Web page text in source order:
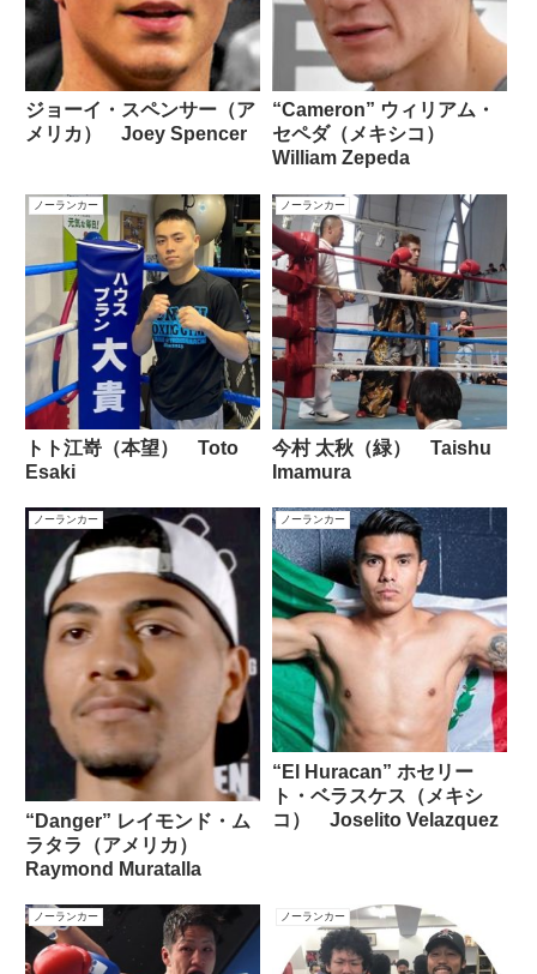
ジョーイ・スペンサー（ア
メリカ） Joey Spencer
“Cameron” ウィリアム・
セペダ（メキシコ）
William Zepeda
ノーランカー
トト江嵜（本望） Toto
Esaki
ノーランカー
今村 太秋（緑） Taishu
Imamura
ノーランカー
“Danger” レイモンド・ム
ラタラ（アメリカ）
Raymond Muratalla
ノーランカー
“El Huracan” ホセリー
ト・ベラスケス（メキシ
コ） Joselito Velazquez
ノーランカー ノーランカー